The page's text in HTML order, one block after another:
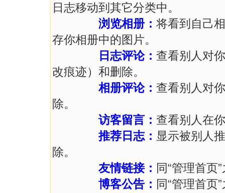
日志移动到其它分类中。
浏览相册： 将看到自己
存你相册中的图片。
日志评论： 查看别人对
改痕迹）和删除。
相册评论： 查看别人对
除。
访客留言： 查看别人在
推荐日志： 显示被别人
除。
友情链接： 同“管理首页
博客公告： 同“管理首页